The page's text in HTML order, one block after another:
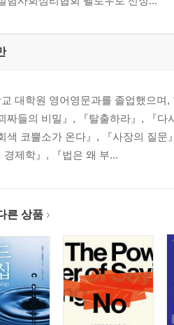
대학원 영어영문과를 졸업했으
짜들의 비밀』, 『탈출하라』, 『
색 코뿔소가 온다』, 『사장의 질
경제학』, 『법은 왜 부...
른 상품